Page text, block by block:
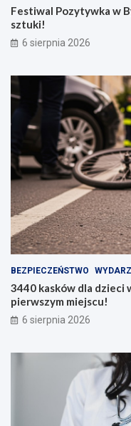
Festiwal Pozytywka w
sztuki!
6 sierpnia 2026
BEZPIECZEŃSTWO
3440 kasków dla dzieci
pierwszym miejscu!
6 sierpnia 2026